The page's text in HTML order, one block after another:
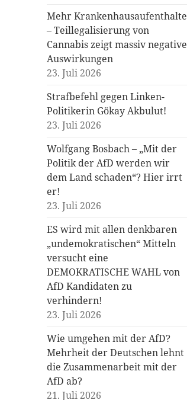
Mehr Krankenhausaufenthalte
– Teillegalisierung von
Cannabis zeigt massiv negative
Auswirkungen
23. Juli 2026
Strafbefehl gegen Linken-
Politikerin Gökay Akbulut!
23. Juli 2026
Wolfgang Bosbach – „Mit der
Politik der AfD werden wir
dem Land schaden“? Hier irrt
er!
23. Juli 2026
ES wird mit allen denkbaren
„undemokratischen“ Mitteln
versucht eine
DEMOKRATISCHE WAHL von
AfD Kandidaten zu
verhindern!
23. Juli 2026
Wie umgehen mit der AfD?
Mehrheit der Deutschen lehnt
die Zusammenarbeit mit der
AfD ab?
21. Juli 2026